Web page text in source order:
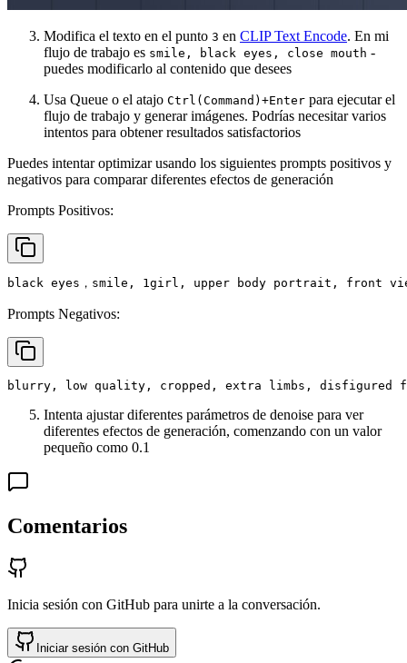
Modifica el texto en el punto 3 en CLIP Text Encode. En mi
flujo de trabajo es smile, black eyes, close mouth -
puedes modificarlo al contenido que desees
Usa Queue o el atajo Ctrl(Command)+Enter para ejecutar el
flujo de trabajo y generar imágenes. Podrías necesitar varios
intentos para obtener resultados satisfactorios
Puedes intentar optimizar usando los siguientes prompts positivos y
negativos para comparar diferentes efectos de generación
Prompts Positivos:
black eyes，smile, 1girl, upper body portrait, front
Prompts Negativos:
blurry, low quality, cropped, extra limbs, disfigured
Intenta ajustar diferentes parámetros de denoise para ver
diferentes efectos de generación, comenzando con un valor
pequeño como 0.1
Comentarios
Inicia sesión con GitHub para unirte a la conversación.
Iniciar sesión con GitHub